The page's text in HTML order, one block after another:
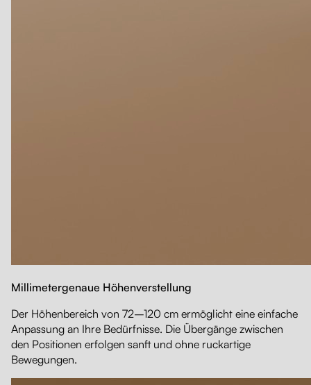
Millimetergenaue Höhenverstellung
Der Höhenbereich von 72–120 cm ermöglicht eine einfache
Anpassung an Ihre Bedürfnisse. Die Übergänge zwischen
den Positionen erfolgen sanft und ohne ruckartige
Bewegungen.